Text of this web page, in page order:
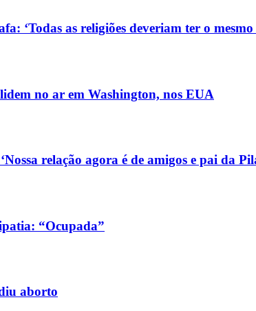
‘Todas as religiões deveriam ter o mesmo
no ar em Washington, nos EUA
relação agora é de amigos e pai da
“Ocupada”
aborto